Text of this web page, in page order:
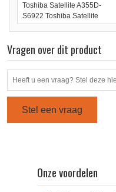
Onze voordelen
Toshiba Satellite A355D-
S6922 Toshiba Satellite
A355D-S6921 Toshiba
Toshiba Satellite A355D-
S6887 Toshiba Satellite
A355D-S6881 Toshiba
Satellite A355 Toshiba
Satellite L500 series Toshiba
Satellite L300 series Toshiba
Satellite L550 series Toshiba
Vragen over dit product
Stel een vraag